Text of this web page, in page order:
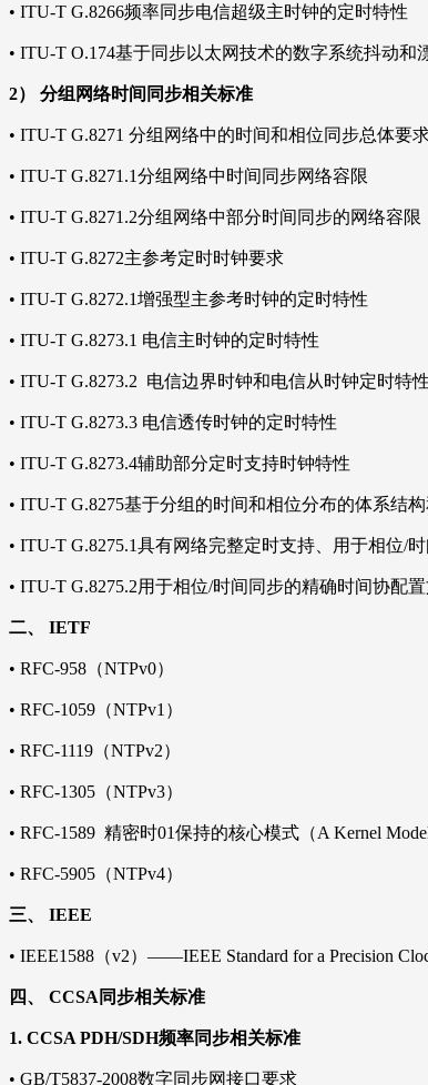
• ITU-T G.8266频率同步电信超级主时钟的定时特性
• ITU-T O.174基于同步以太网技术的数字系统抖动和
2） 分组网络时间同步相关标准
• ITU-T G.8271 分组网络中的时间和相位同步总体要
• ITU-T G.8271.1分组网络中时间同步网络容限
• ITU-T G.8271.2分组网络中部分时间同步的网络容限
• ITU-T G.8272主参考定时时钟要求
• ITU-T G.8272.1增强型主参考时钟的定时特性
• ITU-T G.8273.1 电信主时钟的定时特性
• ITU-T G.8273.2 电信边界时钟和电信从时钟定时特性
• ITU-T G.8273.3 电信透传时钟的定时特性
• ITU-T G.8273.4辅助部分定时支持时钟特性
• ITU-T G.8275基于分组的时间和相位分布的体系结
• ITU-T G.8275.1具有网络完整定时支持、用于相位/
• ITU-T G.8275.2用于相位/时间同步的精确时间协配
二、 IETF
• RFC-958（NTPv0）
• RFC-1059（NTPv1）
• RFC-1119（NTPv2）
• RFC-1305（NTPv3）
• RFC-1589 精密时01保持的核心模式（A Kernel Model
• RFC-5905（NTPv4）
三、 IEEE
• IEEE1588（v2）——IEEE Standard for a Precision
四、 CCSA同步相关标准
1. CCSA PDH/SDH频率同步相关标准
• GB/T5837-2008数字同步网接口要求